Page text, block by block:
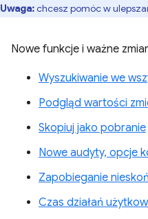
Uwaga:chcesz pomóc w
Nowe funkcje i ważne
Wyszukiwanie we
Podgląd wartości
Skopiuj jako pobranie
Nowe audyty, opcje
Zapobieganie
Czas działań